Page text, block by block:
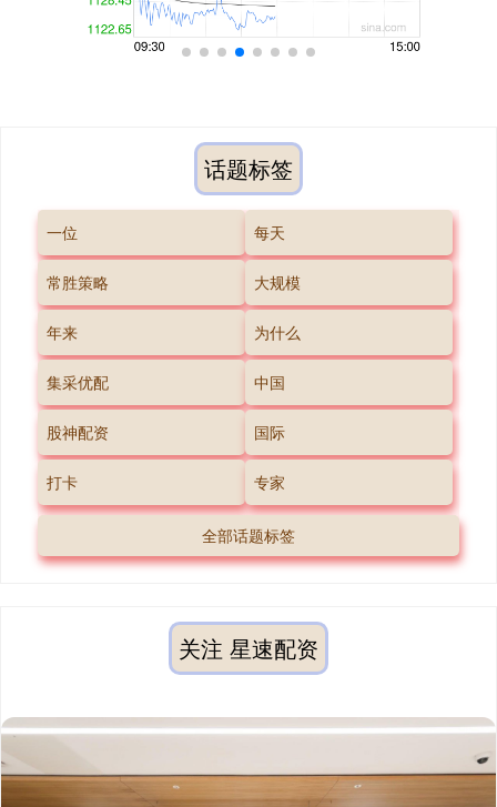
话题标签
一位 每天
常胜策略 大规模
年来 为什么
集采优配 中国
股神配资 国际
打卡 专家
全部话题标签
关注 星速配资